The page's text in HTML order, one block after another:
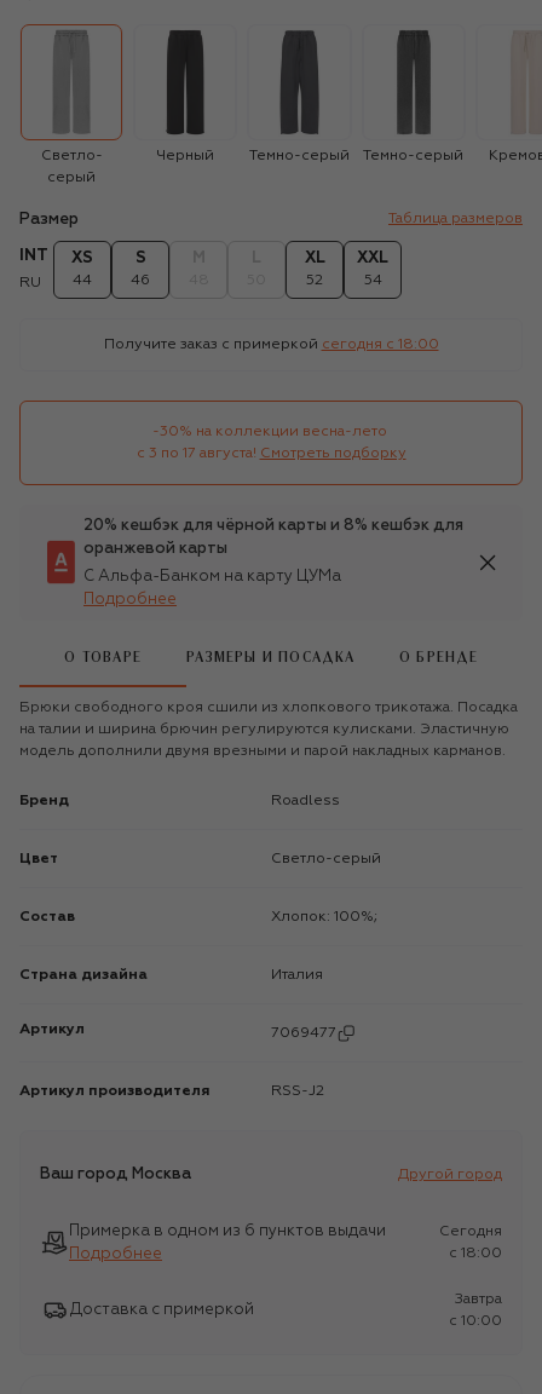
Светло-
серый
Черный Темно-серый Темно-серый
Размер Таблица размеров
INT
RU
XS
44
S
46
XL
52
XXL
54
Получите заказ с примеркой сегодня c 18:00
-30% на коллекции весна-лето
с 3 по 17 августа! Смотреть подборку
20% кешбэк для чёрной карты и 8% кешбэк для
оранжевой карты
С Альфа-Банком на карту ЦУМа
Подробнее
О ТОВАРЕ РАЗМЕРЫ И ПОСАДКА О БРЕНДЕ
Брюки свободного кроя сшили из хлопкового трикотажа. Посадка
на талии и ширина брючин регулируются кулисками. Эластичную
модель дополнили двумя врезными и парой накладных карманов.
Бренд Roadless
Цвет Светло-серый
Состав Хлопок: 100%;
Страна дизайна Италия
Артикул 7069477
Артикул производителя RSS-J2
Ваш город Москва Другой город
Примерка в одном из 6 пунктов выдачи
Подробнее
Сегодня
c 18:00
Доставка с примеркой
Завтра
c 10:00